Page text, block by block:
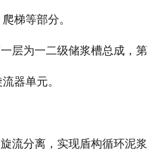
梯等部分。
层为一二级储浆槽总成，第
器单元。
流分离，实现盾构循环泥浆